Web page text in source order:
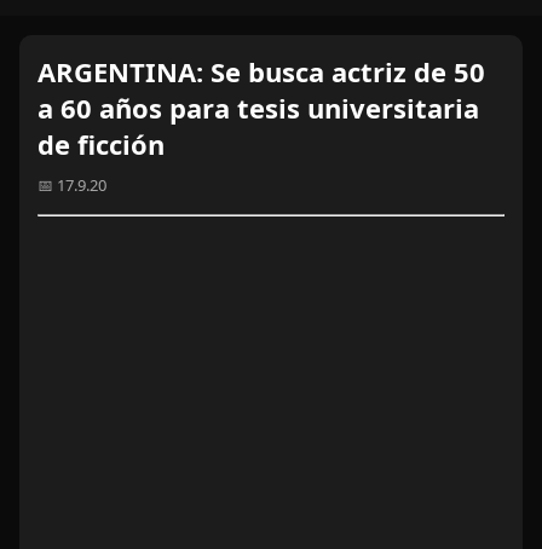
ARGENTINA: Se busca actriz de 50
a 60 años para tesis universitaria
de ficción
📅 17.9.20